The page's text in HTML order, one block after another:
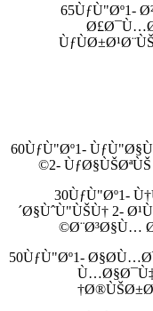
65ÙƒÙ"Øº1-
60ÙƒÙ"Øº1-
2-
30ÙƒÙ"Øº1-
´Ø§ÙˆÙ"ÙŠÙ† 2-
Ø¨Ø³Ø§Ù…
50ÙƒÙ"Øº1-